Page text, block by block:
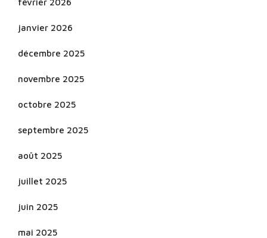
janvier 2026
décembre 2025
novembre 2025
octobre 2025
septembre 2025
août 2025
juillet 2025
juin 2025
mai 2025